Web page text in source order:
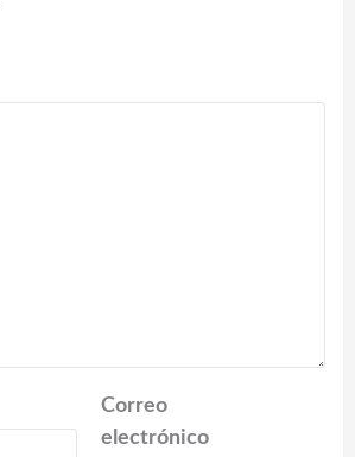
Correo
electrónico